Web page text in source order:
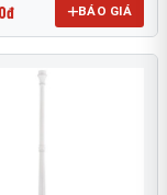
BÁO GIÁ